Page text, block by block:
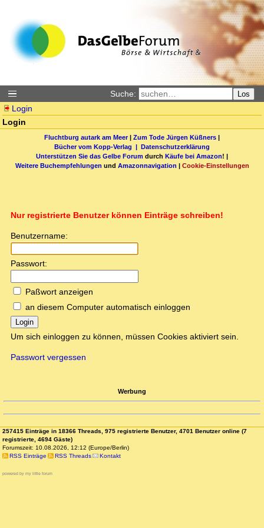
Suche: Los
Login
Login
Fluchtburg autark am Meer| Zum Tode Jürgen Küßners |
Bücher vom Kopp-Verlag | Datenschutzerklärung
Unterstützen Sie das Gelbe Forum durch Käufe bei Amazon! |
Weitere Buchempfehlungen und Amazonnavigation | Cookie-Einstellungen
Nur registrierte Benutzer können Einträge schreiben!
Benutzername:
Passwort:
Paßwort anzeigen
an diesem Computer automatisch einloggen
Login
Um sich einloggen zu können, müssen Cookies aktiviert sein.
Passwort vergessen
Werbung
257415 Einträge in 18366 Threads, 975 registrierte Benutzer, 4701 Benutzer online (7
registrierte, 4694 Gäste)
Forumszeit: 10.08.2026, 12:12 (Europe/Berlin)
RSS Einträge
RSS Threads Kontakt
powered by my little forum